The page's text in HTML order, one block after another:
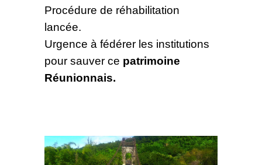
Procédure de réhabilitation
lancée.
Urgence à fédérer les institutions
pour sauver ce patrimoine
Réunionnais.